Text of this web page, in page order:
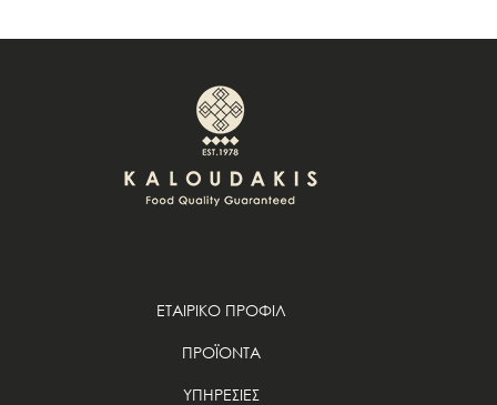
ΕΤΑΙΡΙΚΟ ΠΡΟΦΙΛ
ΠΡΟΪΟΝΤΑ
ΥΠΗΡΕΣΙΕΣ